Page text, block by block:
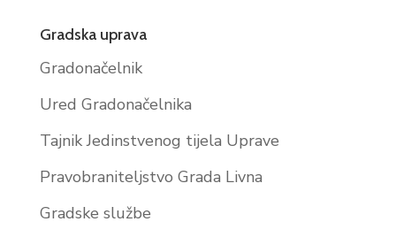
Gradska uprava
Gradonačelnik
Ured Gradonačelnika
Tajnik Jedinstvenog tijela Uprave
Pravobraniteljstvo Grada Livna
Gradske službe